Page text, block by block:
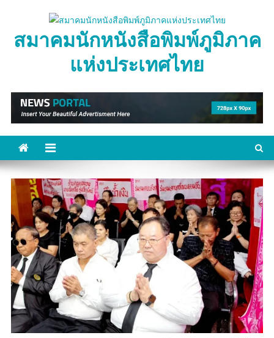
contentสมาคมนักหนังสือพิมพ์ภูมิภาค
แห่งประเทศไทย